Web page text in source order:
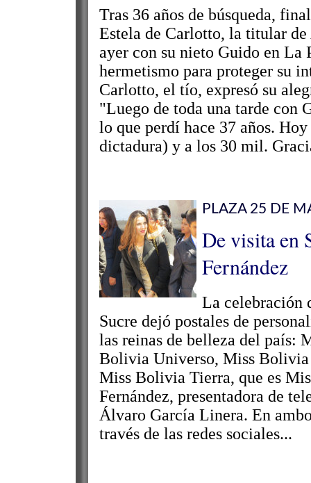
Tras 36 años de búsqueda,
Estela de Carlotto, la titular de
ayer con su nieto Guido en
hermetismo para proteger su
Carlotto, el tío, expresó su
"Luego de toda una tarde con
lo que perdí hace 37 años.
dictadura) y a los 30 mil.
PLAZA 25 DE
De visita en
Fernández
La celebración
Sucre dejó postales de
las reinas de belleza del país:
Bolivia Universo, Miss
Miss Bolivia Tierra, que es
Fernández, presentadora de
Álvaro García Linera. En
través de las redes sociales...